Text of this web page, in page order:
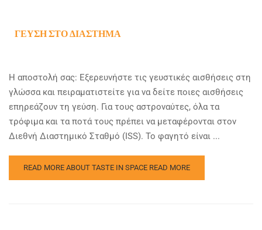
ΓΕΎΣΗ ΣΤΟ ΔΙΆΣΤΗΜΑ
Η αποστολή σας: Εξερευνήστε τις γευστικές αισθήσεις στη
γλώσσα και πειραματιστείτε για να δείτε ποιες αισθήσεις
επηρεάζουν τη γεύση. Για τους αστροναύτες, όλα τα
τρόφιμα και τα ποτά τους πρέπει να μεταφέρονται στον
Διεθνή Διαστημικό Σταθμό (ISS). Το φαγητό είναι ...
READ MORE ABOUT TASTE IN SPACE READ MORE